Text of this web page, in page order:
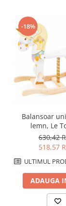
-18%
Balansoar
lemn, Le
630,42
518,57
ULTIMUL
ADAUGA